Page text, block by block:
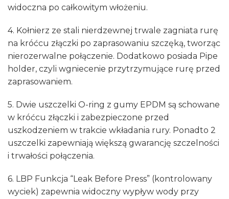
widoczna po całkowitym włożeniu.
4. Kołnierz ze stali nierdzewnej trwale zagniata rurę
na króćcu złączki po zaprasowaniu szczęką, tworząc
nierozerwalne połączenie. Dodatkowo posiada Pipe
holder, czyli wgniecenie przytrzymujące rurę przed
zaprasowaniem.
5. Dwie uszczelki O-ring z gumy EPDM są schowane
w króćcu złączki i zabezpieczone przed
uszkodzeniem w trakcie wkładania rury. Ponadto 2
uszczelki zapewniają większą gwarancję szczelności
i trwałości połączenia.
6. LBP Funkcja “Leak Before Press” (kontrolowany
wyciek) zapewnia widoczny wypływ wody przy